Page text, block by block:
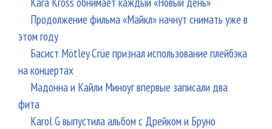
Продолжение фильма «Майкл» начнут снимать уже в
этом году
Басист Mötley Crüe признал использование плейбэка
на концертах
Мадонна и Кайли Миноуг впервые записали два
фита
Karol G выпустила альбом с Дрейком и Бруно